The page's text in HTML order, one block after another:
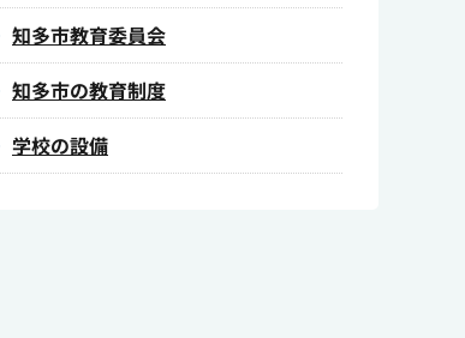
知多市教育委員会
知多市の教育制度
学校の設備